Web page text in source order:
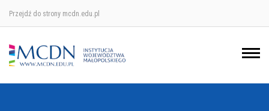
Przejdź do strony mcdn.edu.pl
Ośrodek w Krakowie
Ośrodek w Nowym Sączu